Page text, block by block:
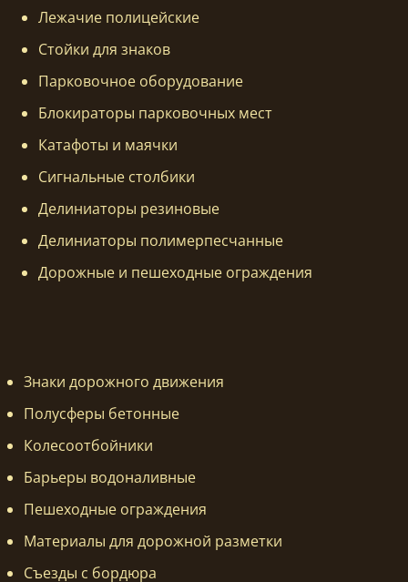
Лежачие полицейские
Стойки для знаков
Парковочное оборудование
Блокираторы парковочных мест
Катафоты и маячки
Сигнальные столбики
Делиниаторы резиновые
Делиниаторы полимерпесчанные
Дорожные и пешеходные ограждения
Знаки дорожного движения
Полусферы бетонные
Колесоотбойники
Барьеры водоналивные
Пешеходные ограждения
Материалы для дорожной разметки
Съезды с бордюра